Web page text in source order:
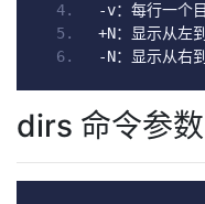
-v：每行一个
+N：显示从左
-N：显示从右
dirs 命令参数